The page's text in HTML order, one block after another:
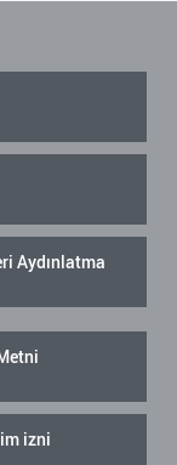
Aydınlatma
izni